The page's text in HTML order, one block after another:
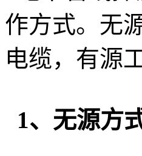
作方式。无
电缆，有源
1、无源方